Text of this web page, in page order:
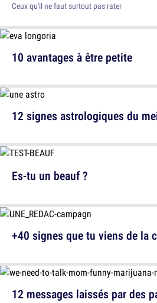
Ceux qu'il ne faut surtout pas rater
10 avantages à être petite
12 signes astrologiques du
12 messages laissés par des
Es-tu un beauf ?
+40 signes que tu viens de la